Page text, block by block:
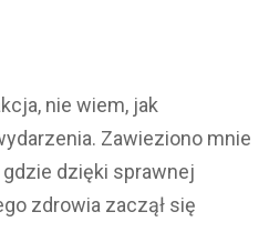
nie wiem, jak
Zawieziono mnie
dzięki sprawnej
zdrowia zaczął się